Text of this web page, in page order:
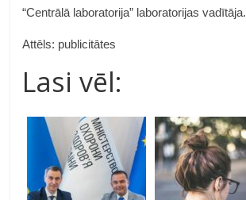
“Centrālā laboratorija” laboratorijas vadītāja.
Attēls: publicitātes
Lasi vēl: